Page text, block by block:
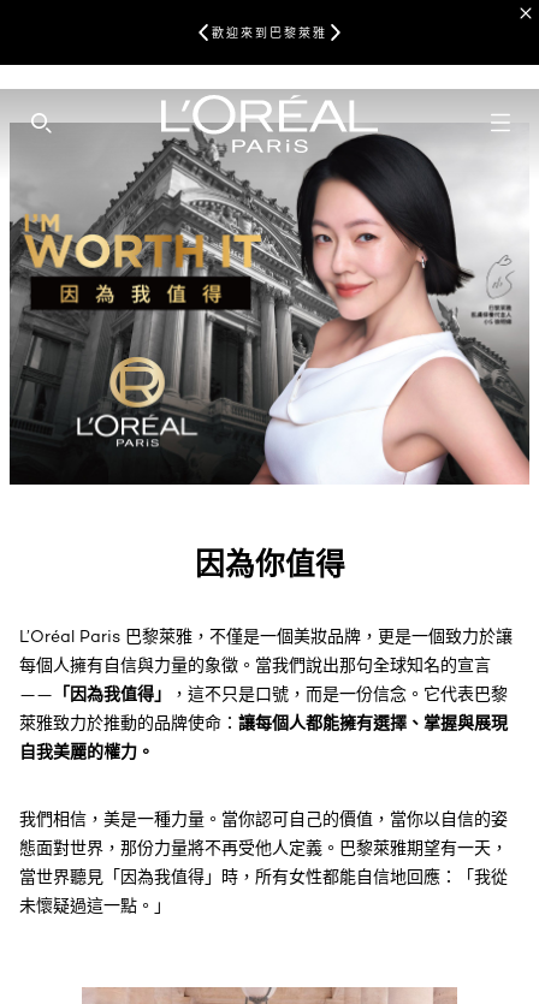
歡迎來到巴黎萊雅
SEARCH THIS SITE
因為你值得
L’Oréal Paris 巴黎萊雅，不僅是一個美妝品牌，更是一個致力於讓
每個人擁有自信與力量的象徵。當我們說出那句全球知名的宣言
——
「因為我值得」 ， 這不只是口號， 而是一份信念。它代表巴黎
萊雅致力於推動的品牌使命： 讓每個人都能擁有選擇、掌握與展現
自我美麗的權力。
我們相信，美是一種力量。當你認可自己的價值，當你以自信的姿
態面對世界，那份力量將不再受他人定義。巴黎萊雅期望有一天，
當世界聽見「因為我值得」時，所有女性都能自信地回應：「我從
未懷疑過這一點。」